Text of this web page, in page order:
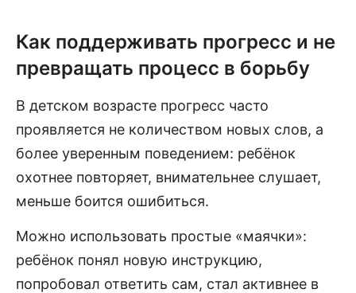
Как поддерживать прогресс и не
превращать процесс в борьбу
В детском возрасте прогресс часто
проявляется не количеством новых слов, а
более уверенным поведением: ребёнок
охотнее повторяет, внимательнее слушает,
меньше боится ошибиться.
Можно использовать простые «маячки»:
ребёнок понял новую инструкцию,
попробовал ответить сам, стал активнее в